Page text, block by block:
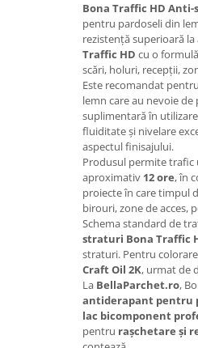
Bona Traffic HD Anti-
pentru pardoseli din
rezistență superioară
Traffic HD cu o
scări, holuri, recepții,
Este recomandat pentru
lemn care au nevoie
suplimentară în
fluiditate și nivelare
aspectul finisajului.
Produsul permite
aproximativ 12 ore, în
proiecte în care timpul
birouri, zone de acces,
Schema standard de
straturi Bona Traffic
straturi. Pentru
Craft Oil 2K, urmat de
La BellaParchet.ro,
antiderapant pentru
lac bicomponent
pentru rașchetare și